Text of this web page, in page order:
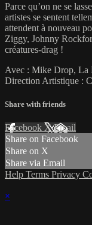
Parce qu’on ne se
artistes se sentent
attendent à nouveau
Ziggy, Johnny
créatures-drag !
Avec : Mike Drop, La
Direction Artistique :
Share with friends
Facebook XEmail
Share on Facebook
Share on X
Share via Email
Help Terms Privacy
×